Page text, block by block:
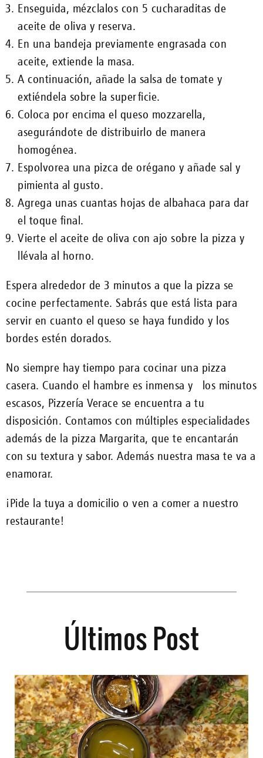
Enseguida, mézclalos con 5 cucharaditas de
aceite de oliva y reserva.
En una bandeja previamente engrasada con
aceite, extiende la masa.
A continuación, añade la salsa de tomate y
extiéndela sobre la superficie.
Coloca por encima el queso mozzarella,
asegurándote de distribuirlo de manera
homogénea.
Espolvorea una pizca de orégano y añade sal y
pimienta al gusto.
Agrega unas cuantas hojas de albahaca para dar
el toque final.
Vierte el aceite de oliva con ajo sobre la pizza y
llévala al horno.
Espera alrededor de 3 minutos a que la pizza se
cocine perfectamente. Sabrás que está lista para
servir en cuanto el queso se haya fundido y los
bordes estén dorados.
No siempre hay tiempo para cocinar una pizza
casera. Cuando el hambre es inmensa y los minutos
escasos, Pizzería Verace se encuentra a tu
disposición. Contamos con múltiples especialidades
además de la pizza Margarita, que te encantarán
con su textura y sabor. Además nuestra masa te va a
enamorar.
¡Pide la tuya a domicilio o ven a comer a nuestro
restaurante!
Últimos Post